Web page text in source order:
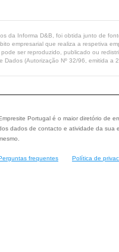
da Informa D&B, foi obtida junto de
empresarial que realiza a respetiva
ser reproduzido, publicado ou
(Autorização Nº 32/96, emitida a
Portugal é o maior diretório de
dados de contacto e atividade da sua
frequentes Política de